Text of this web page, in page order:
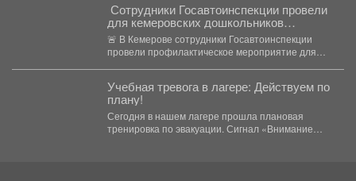
‍ Сотрудники Госавтоинспекции провели
для кемеровских дошкольников
интерактивный урок безопасности
🚨 В Кемерове сотрудники Госавтоинспекции
провели профилактическое мероприятие для
Учебная тревога в лагере: Действуем по
плану!
Сегодня в нашем лагере прошла плановая
тренировка по эвакуации. Сигнал «Внимание